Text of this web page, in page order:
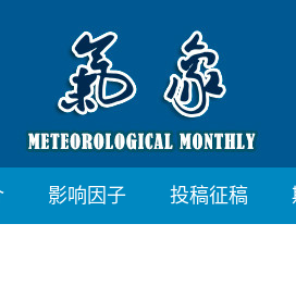
影响因子 投稿征稿